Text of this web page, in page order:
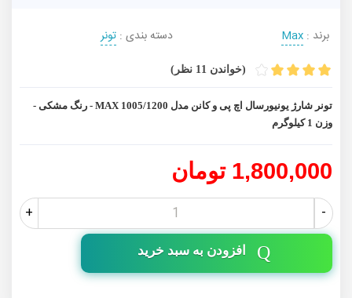
برند : Max دسته بندی : تونر
(خواندن 11 نظر)
تونر شارژ یونیورسال اچ پی و کانن مدل MAX 1005/1200 - رنگ مشکی -
وزن 1 کیلوگرم
1,800,000 تومان
-
+
افزودن به سبد خرید